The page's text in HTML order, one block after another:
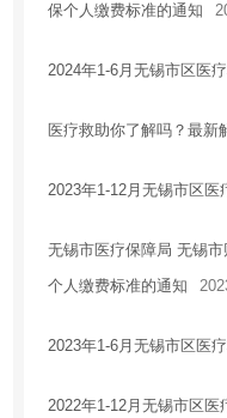
保个人缴费标准的通知
2024年1-6月无锡市区医
医疗救助你了解吗？最新
2023年1-12月无锡市区医
无锡市医疗保障局 无锡
个人缴费标准的通知
2023年1-6月无锡市区医
2022年1-12月无锡市区医